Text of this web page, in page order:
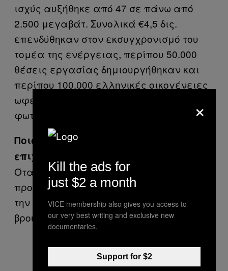
ισχύς αυξήθηκε από 47 σε πάνω από
2.500 μεγαβάτ. Συνολικά €4,5 δις.
επενδύθηκαν στον εκσυγχρονισμό του
τομέα της ενέργειας, περίπου 50.000
θέσεις εργασίας δημιουργήθηκαν και
περίπου 100.000 ελληνικές οικογένειες
ωφελήθηκαν από την τεχνολογία των
φωτοβολταϊκών στην χώρα μας.
Ποιος θα τα φτιάξει και ποιος θα τα
επιχορηγήσει;
Όταν έχουμε τα χρήματα θα πάρουμε
προσφορές από εταιρείες επιλέγοντας
την καλύτερη. Βασικός στόχος είναι να
βρούμε χορηγούς και δωρητές.
×
Kill the ads for
just $2 a month
VICE membership also gives you access to
our very best writing and exclusive new
documentaries.
Support for $2